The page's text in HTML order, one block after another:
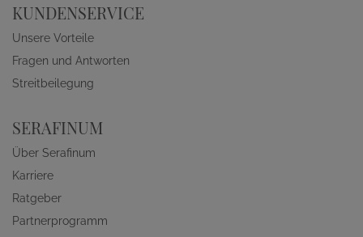
KUNDENSERVICE
Unsere Vorteile
Fragen und Antworten
Streitbeilegung
SERAFINUM
Über Serafinum
Karriere
Ratgeber
Partnerprogramm